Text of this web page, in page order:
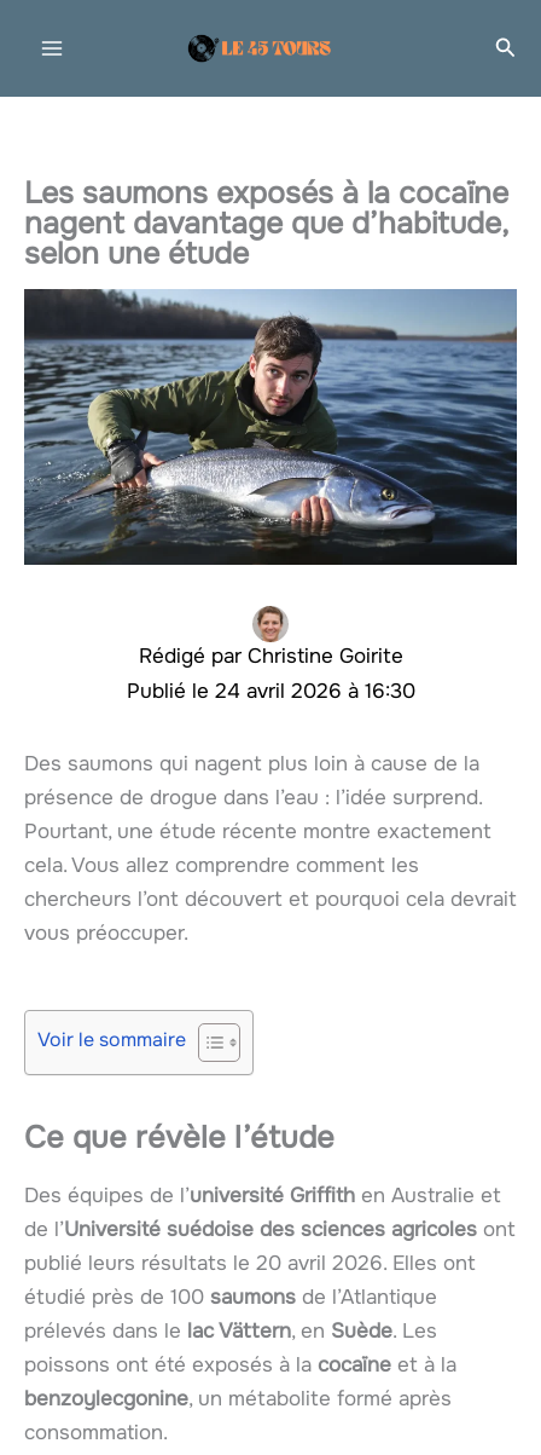
Les saumons exposés à la cocaïne
nagent davantage que d’habitude,
selon une étude
Christine Goirite
24 avril 2026 à 16:30
Des saumons qui nagent plus loin à cause de la
présence de drogue dans l’eau : l’idée surprend.
Pourtant, une étude récente montre exactement
cela. Vous allez comprendre comment les
chercheurs l’ont découvert et pourquoi cela devrait
vous préoccuper.
Voir le sommaire
Ce que révèle l’étude
Des équipes de l’université Griffith en Australie et
de l’Université suédoise des sciences agricoles ont
publié leurs résultats le 20 avril 2026. Elles ont
étudié près de 100 saumons de l’Atlantique
prélevés dans le lac Vättern, en Suède. Les
poissons ont été exposés à la cocaïne et à la
benzoylecgonine, un métabolite formé après
consommation.